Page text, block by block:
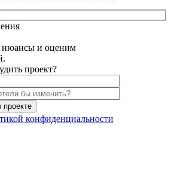
нюансы и оценим
проект?
конфиденциальности